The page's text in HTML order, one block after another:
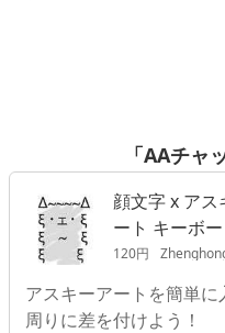
「AAチャ
顔文字 x アス
ート キーボ
120円
アスキーアートを簡単に
周りに差を付けよう！